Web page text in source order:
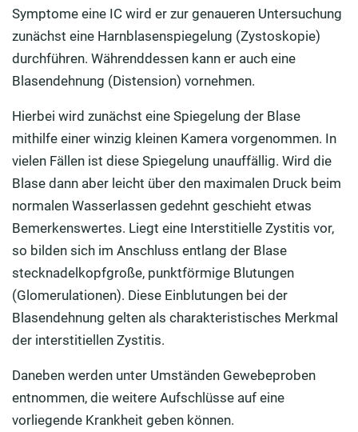
Symptome eine IC wird er zur genaueren Untersuchung
zunächst eine Harnblasenspiegelung (Zystoskopie)
durchführen. Währenddessen kann er auch eine
Blasendehnung (Distension) vornehmen.
Hierbei wird zunächst eine Spiegelung der Blase
mithilfe einer winzig kleinen Kamera vorgenommen. In
vielen Fällen ist diese Spiegelung unauffällig. Wird die
Blase dann aber leicht über den maximalen Druck beim
normalen Wasserlassen gedehnt geschieht etwas
Bemerkenswertes. Liegt eine Interstitielle Zystitis vor,
so bilden sich im Anschluss entlang der Blase
stecknadelkopfgroße, punktförmige Blutungen
(Glomerulationen). Diese Einblutungen bei der
Blasendehnung gelten als charakteristisches Merkmal
der interstitiellen Zystitis.
Daneben werden unter Umständen Gewebeproben
entnommen, die weitere Aufschlüsse auf eine
vorliegende Krankheit geben können.